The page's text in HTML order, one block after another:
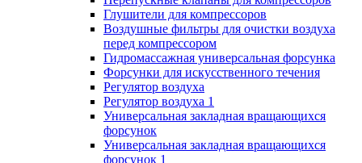
Глушители для компрессоров
Воздушные фильтры для очистки воздуха
перед компрессором
Гидромассажная универсальная форсунка
Форсунки для искусственного течения
Регулятор воздуха
Регулятор воздуха 1
Универсальная закладная вращающихся
форсунок
Универсальная закладная вращающихся
форсунок 1